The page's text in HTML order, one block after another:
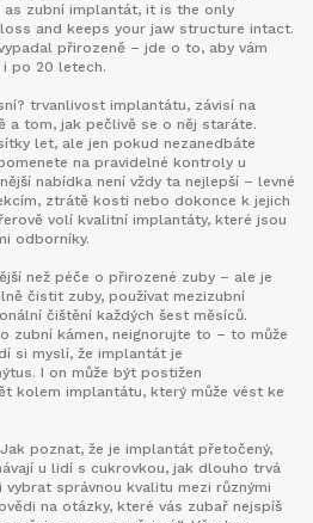
as zubní implantát, it is the only
and keeps your jaw structure intact.
přirozeně – jde o to, aby vám
po 20 letech.
trvanlivost implantátu, závisí na
a tom, jak pečlivě se o něj staráte.
let, ale jen pokud nezanedbáte
na pravidelné kontroly u
nabídka není vždy ta nejlepší – levné
ztrátě kosti nebo dokonce k jejich
volí kvalitní implantáty, které jsou
odborníky.
než péče o přirozené zuby – ale je
čistit zuby, používat mezizubní
čištění každých šest měsíců.
zubní kámen, neignorujte to – to může
si myslí, že implantát je
I on může být postižen
kolem implantátu, který může vést ke
poznat, že je implantát přetočený,
u lidí s cukrovkou, jak dlouho trvá
správnou kvalitu mezi různými
na otázky, které vás zubař nejspíš